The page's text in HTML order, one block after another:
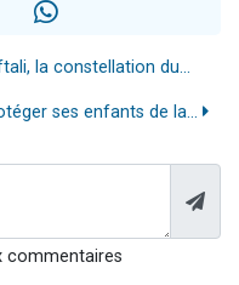
la constellation du...
ses enfants de la...
commentaires